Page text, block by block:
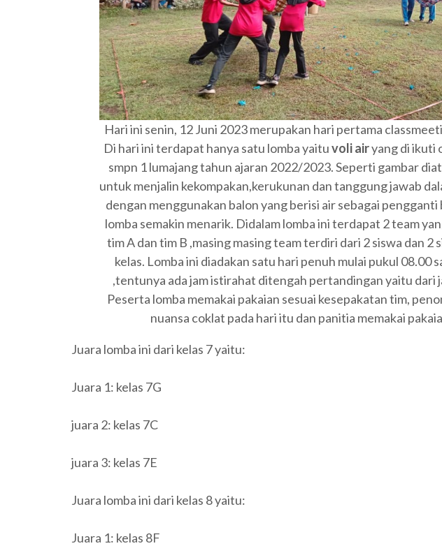
Hari ini senin, 12 Juni 2023 merupakan hari pertama
Di hari ini terdapat hanya satu lomba yaituvoli airyang di ikuti
smpn 1 lumajang tahun ajaran 2022/2023. Seperti gambar
untuk menjalin kekompakan,kerukunan dan tanggung jawab
dengan menggunakan balon yang berisi air sebagai pengganti
lomba semakin menarik. Didalam lomba ini terdapat 2 team
tim A dan tim B ,masing masing team terdiri dari 2 siswa dan 2
kelas. Lomba ini diadakan satu hari penuh mulai pukul 08.00
,tentunya ada jam istirahat ditengah pertandingan yaitu dari
Peserta lomba memakai pakaian sesuai kesepakatan tim,
nuansa coklat pada hari itu dan panitia memakai
Juara lomba ini dari kelas 7 yaitu:
Juara 1: kelas 7G
juara 2: kelas 7C
juara 3: kelas 7E
Juara lomba ini dari kelas 8 yaitu:
Juara 1: kelas 8F